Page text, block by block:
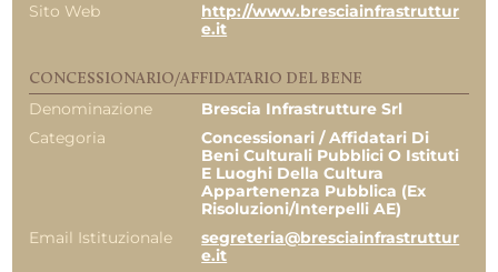
Sito Web
http://www.bresciainfrastruttur
e.it
CONCESSIONARIO/AFFIDATARIO DEL BENE
Denominazione
Brescia Infrastrutture Srl
Categoria
Concessionari / Affidatari Di
Beni Culturali Pubblici O Istituti
E Luoghi Della Cultura
Appartenenza Pubblica (ex
Risoluzioni/Interpelli AE)
Email Istituzionale
segreteria@bresciainfrastruttur
e.it